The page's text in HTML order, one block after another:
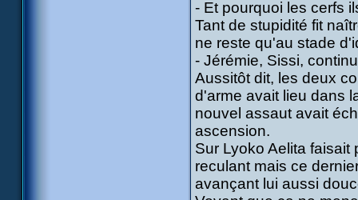
- Et pourquoi les cerfs
Tant de stupidité fit
ne reste qu'au stade
- Jérémie, Sissi,
Aussitôt dit, les deux
d'arme avait lieu dans
nouvel assaut avait
ascension.
Sur Lyoko Aelita
reculant mais ce
avançant lui aussi